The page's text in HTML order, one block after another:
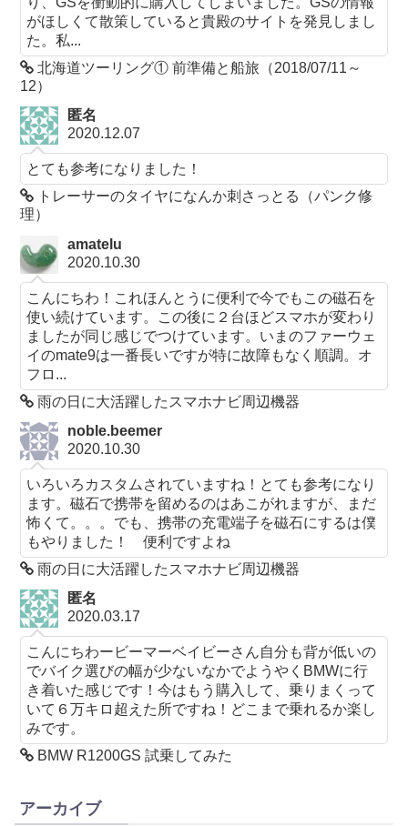
がほしくて散策していると貴殿のサイトを発見しまし
た。私...
北海道ツーリング① 前準備と船旅（2018/07/11～
12）
匿名
2020.12.07
とても参考になりました！
トレーサーのタイヤになんか刺さっとる（パンク修
理）
amatelu
2020.10.30
こんにちわ！これほんとうに便利で今でもこの磁石を
使い続けています。この後に２台ほどスマホが変わり
ましたが同じ感じでつけています。いまのファーウェ
イのmate9は一番長いですが特に故障もなく順調。オ
フロ...
雨の日に大活躍したスマホナビ周辺機器
noble.beemer
2020.10.30
いろいろカスタムされていますね！とても参考になり
ます。磁石で携帯を留めるのはあこがれますが、まだ
怖くて。。。でも、携帯の充電端子を磁石にするは僕
もやりました！ 便利ですよね
雨の日に大活躍したスマホナビ周辺機器
匿名
2020.03.17
こんにちわービーマーベイビーさん自分も背が低いの
でバイク選びの幅が少ないなかでようやくBMWに行
き着いた感じです！今はもう購入して、乗りまくって
いて６万キロ超えた所ですね！どこまで乗れるか楽し
みです。
BMW R1200GS 試乗してみた
アーカイブ